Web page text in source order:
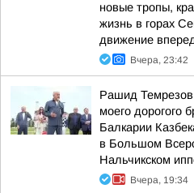
новые тропы,
жизнь в горах
движение
Вчера, 23:42
Рашид
моего дорогого
Балкарии
в Большом
Нальчикском
Вчера, 19:34